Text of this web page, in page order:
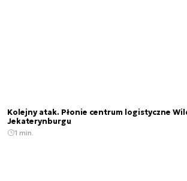
Kolejny atak. Płonie centrum logistyczne
Jekaterynburgu
1 min.